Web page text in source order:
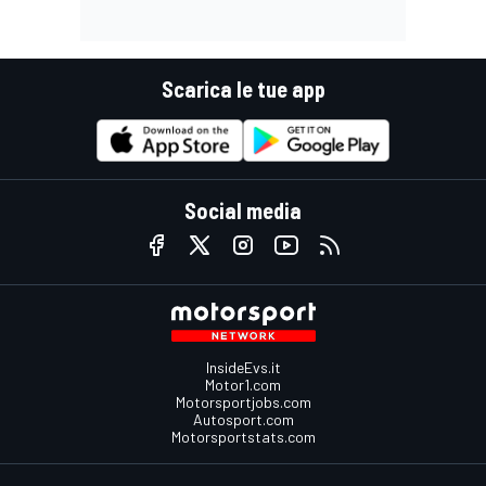
Scarica le tue app
Social media
InsideEvs.it
Motor1.com
Motorsportjobs.com
Autosport.com
Motorsportstats.com